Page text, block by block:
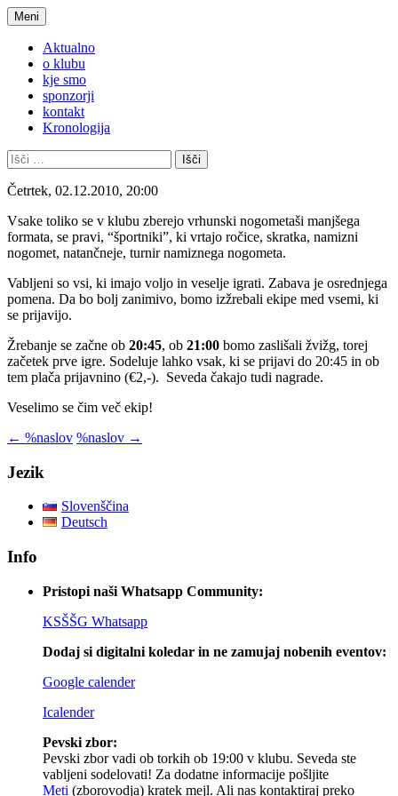
Preskoči
na
vsebino
KSŠŠG
Studenten Graz
Meni
Aktualno
o klubu
kje smo
sponzorji
kontakt
Kronologija
Išči:
Četrtek, 02.12.2010, 20:00
Vsake toliko se v klubu zberejo vrhunski nogometaši manjšega
formata, se pravi, “športniki”, ki vrtajo ročice, skratka, namizni
nogomet, natančneje, turnir namiznega nogometa.
Vabljeni so vsi, ki imajo voljo in veselje igrati. Zabava je osrednjega
pomena. Da bo bolj zanimivo, bomo izžrebali ekipe med vsemi, ki
se prijavijo.
Žrebanje se začne ob 20:45, ob 21:00 bomo zaslišali žvižg, torej
začetek prve igre. Sodeluje lahko vsak, ki se prijavi do 20:45 in ob
tem plača prijavnino (€2,-). Seveda čakajo tudi nagrade.
Veselimo se čim več ekip!
Krmarjenje
po
← %naslov %naslov →
Jezik
Slovenščina
Deutsch
Info
Pristopi naši Whatsapp Community:
KSŠŠG Whatsapp
Dodaj si digitalni koledar in ne zamujaj nobenih eventov:
Google calender
Icalender
Pevski zbor:
Pevski zbor vadi ob torkih ob 19:00 v klubu. Seveda ste
vabljeni sodelovati! Za dodatne informacije pošljite
Meti (zborovodja) kratek mejl. Ali nas kontaktiraj preko